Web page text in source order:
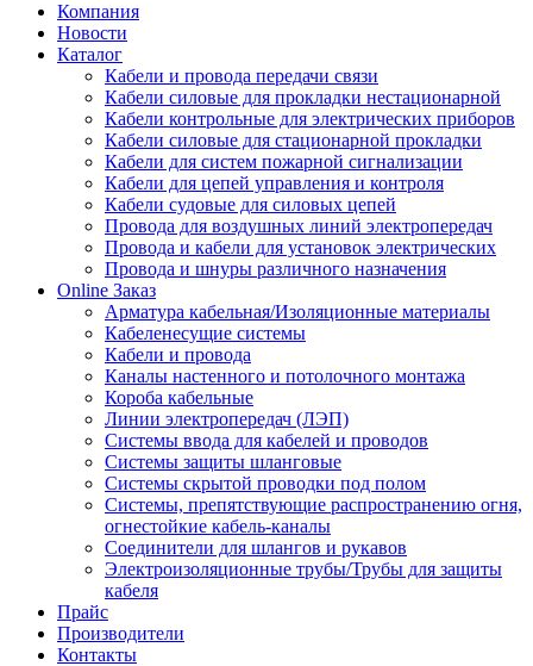
Компания
Новости
Каталог
Кабели и провода передачи связи
Кабели силовые для прокладки нестационарной
Кабели контрольные для электрических приборов
Кабели силовые для стационарной прокладки
Кабели для систем пожарной сигнализации
Кабели для цепей управления и контроля
Кабели судовые для силовых цепей
Провода для воздушных линий электропередач
Провода и кабели для установок электрических
Провода и шнуры различного назначения
Online Заказ
Арматура кабельная/Изоляционные материалы
Кабеленесущие системы
Кабели и провода
Каналы настенного и потолочного монтажа
Короба кабельные
Линии электропередач (ЛЭП)
Системы ввода для кабелей и проводов
Системы защиты шланговые
Системы скрытой проводки под полом
Системы, препятствующие распространению огня,
огнестойкие кабель-каналы
Соединители для шлангов и рукавов
Электроизоляционные трубы/Трубы для защиты
кабеля
Прайс
Производители
Контакты